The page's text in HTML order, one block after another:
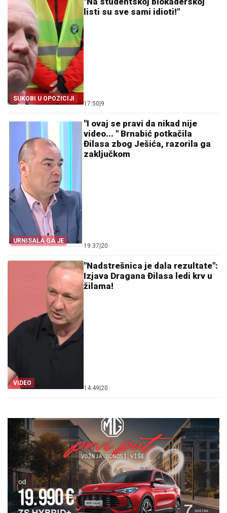
SUKOBI U OPOZICIJI
listi su sve sami idioti!"
17:50 9
URNISALA GA JE
"I ovaj se pravi da nikad nije
video... " Brnabić potkačila
Đilasa zbog Ješića, razorila ga
zaključkom
19:37 20
VIDEO
"Nadstrešnica je dala rezultate":
Izjava Dragana Đilasa ledi krv u
žilama!
14:49 20